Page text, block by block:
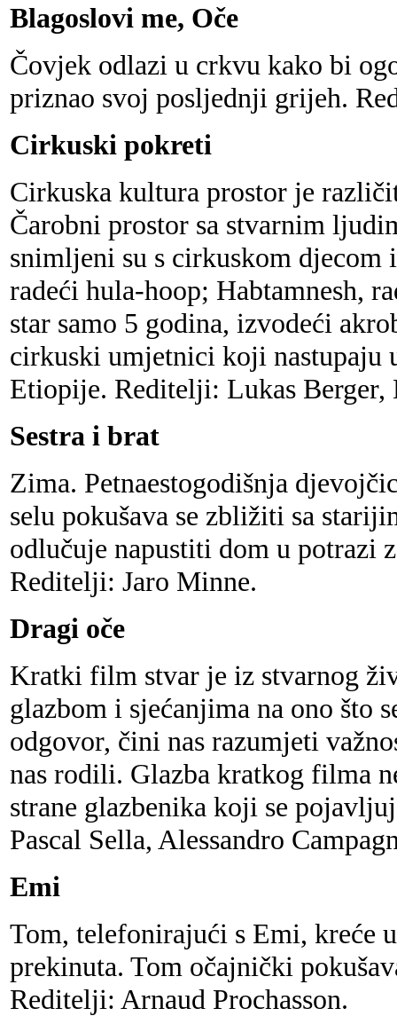
Blagoslovi me, Oče
Čovjek odlazi u crkvu kako bi
priznao svoj posljednji grijeh.
Cirkuski pokreti
Cirkuska kultura prostor je
Čarobni prostor sa stvarnim
snimljeni su s cirkuskom
radeći hula-hoop; Habtamnesh,
star samo 5 godina, izvodeći
cirkuski umjetnici koji nastupaju
Etiopije. Reditelji: Lukas Berger,
Sestra i brat
Zima. Petnaestogodišnja
selu pokušava se zbližiti sa
odlučuje napustiti dom u potrazi
Reditelji: Jaro Minne.
Dragi oče
Kratki film stvar je iz stvarnog
glazbom i sjećanjima na ono što
odgovor, čini nas razumjeti
nas rodili. Glazba kratkog filma
strane glazbenika koji se
Pascal Sella, Alessandro
Emi
Tom, telefonirajući s Emi, kreće
prekinuta. Tom očajnički
Reditelji: Arnaud Prochasson.